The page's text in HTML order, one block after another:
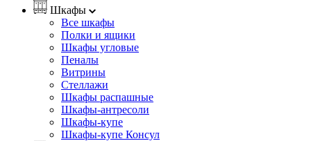
Шкафы
Все шкафы
Полки и ящики
Шкафы угловые
Пеналы
Витрины
Стеллажи
Шкафы распашные
Шкафы-антресоли
Шкафы-купе
Шкафы-купе Консул